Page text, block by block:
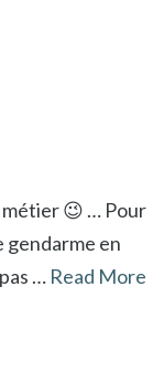
métier 😉 … Pour
gendarme en
… Read More